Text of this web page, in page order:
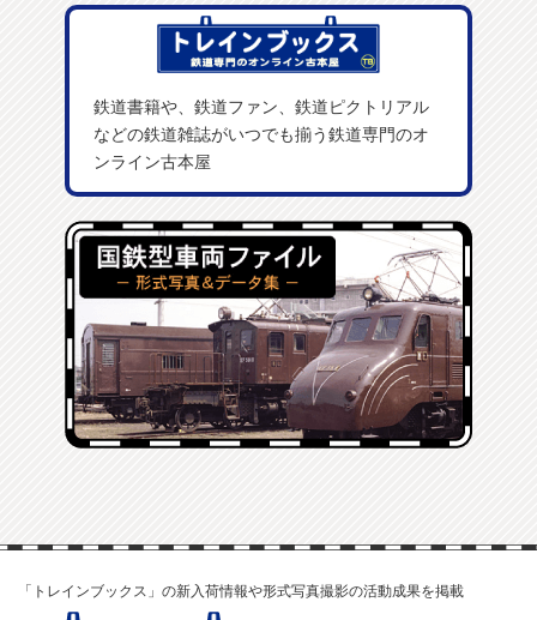
鉄道書籍や、鉄道ファン、鉄道ピクトリアル
などの鉄道雑誌がいつでも揃う鉄道専門のオ
ンライン古本屋
「トレインブックス」の新入荷情報や形式写真撮影の活動成果を掲載